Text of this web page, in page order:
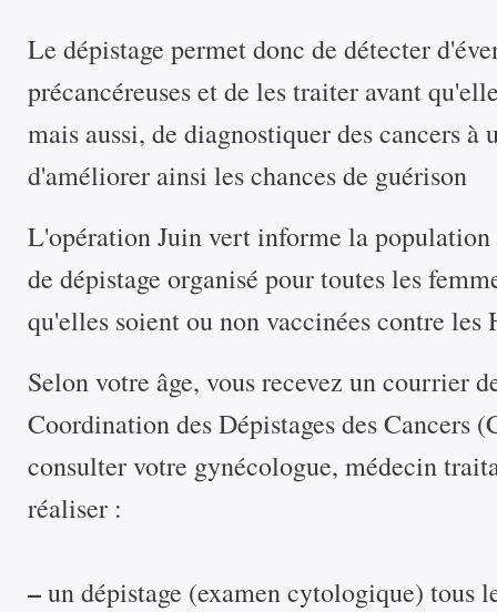
Le dépistage permet donc de détecter
précancéreuses et de les traiter avant
mais aussi, de diagnostiquer des cancers à
d'améliorer ainsi les chances de guérison
L'opération Juin vert informe la
de dépistage organisé pour toutes les
qu'elles soient ou non vaccinées contre les
Selon votre âge, vous recevez un courrier
Coordination des Dépistages des Cancers
consulter votre gynécologue, médecin
réaliser :
–un dépistage (examen cytologique) tous